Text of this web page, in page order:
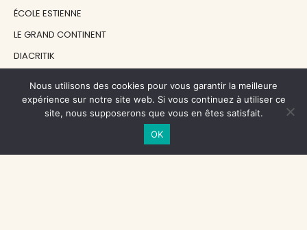
ÉCOLE ESTIENNE
LE GRAND CONTINENT
DIACRITIK
NOS SOUTIENS
CENTRE NATIONAL DU LIVRE
Nous utilisons des cookies pour vous garantir la meilleure
expérience sur notre site web. Si vous continuez à utiliser ce
site, nous supposerons que vous en êtes satisfait.
OK